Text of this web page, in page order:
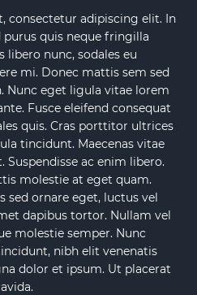
consectetur adipiscing elit. In
purus quis neque fringilla
libero nunc, sodales eu
mi. Donec mattis sem sed
Nunc eget ligula vitae lorem
Fusce eleifend consequat
quis. Cras porttitor ultrices
tincidunt. Maecenas vitae
Suspendisse ac enim libero.
molestie at eget quam.
sed ornare eget, luctus vel
dapibus tortor. Nullam vel
molestie semper. Nunc
nibh elit venenatis
dolor et ipsum. Ut placerat